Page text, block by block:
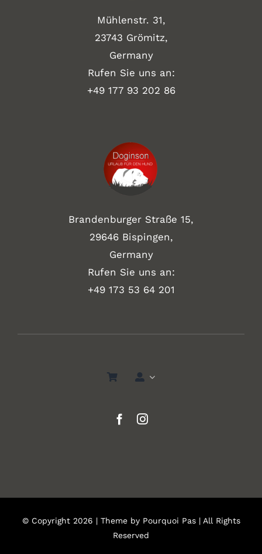
Mühlenstr. 31,
23743 Grömitz,
Germany
Rufen Sie uns an:
+49 177 93 202 86
Brandenburger Straße 15,
29646 Bispingen,
Germany
Rufen Sie uns an:
+49 173 53 64 201
© Copyright 2026 | Theme by Pourquoi Pas| All Rights
Reserved